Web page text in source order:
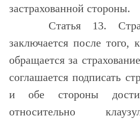
застрахованной стороны.
Статья 13.
заключается после того,
обращается за
соглашается подписать
и обе стороны
относительно